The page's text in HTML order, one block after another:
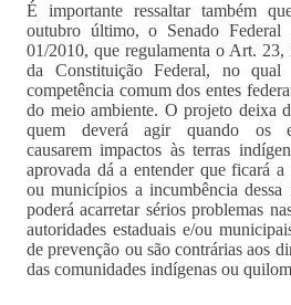
É importante ressaltar também
outubro último, o Senado
01/2010, que regulamenta o Art.
da Constituição Federal, no qual
competência comum dos entes
do meio ambiente. O projeto deixa
quem deverá agir quando os
causarem impactos às terras
aprovada dá a entender que ficará a
ou municípios a incumbência dessa
poderá acarretar sérios problemas
autoridades estaduais e/ou
de prevenção ou são contrárias aos
das comunidades indígenas ou